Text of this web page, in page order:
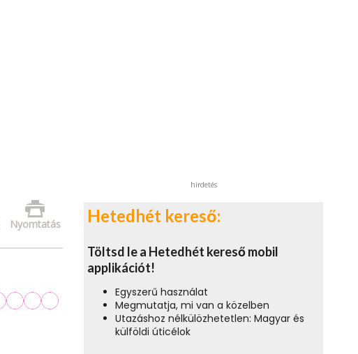
Nyomtatás
hirdetés
Hetedhét kereső:
Töltsd le a Hetedhét kereső mobil
applikációt!
Egyszerű használat
Megmutatja, mi van a közelben
Utazáshoz nélkülözhetetlen: Magyar és
külföldi úticélok